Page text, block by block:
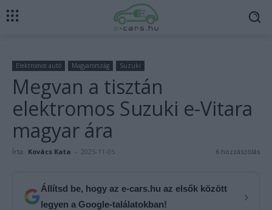
Elektromos autó Magyarország Suzuki
Megvan a tisztán
elektromos Suzuki e-Vitara
magyar ára
Írta: Kovács Kata - 2025-11-05 6 hozzászólás
Állítsd be, hogy az e-cars.hu az elsők között
legyen a Google-találatokban!
›